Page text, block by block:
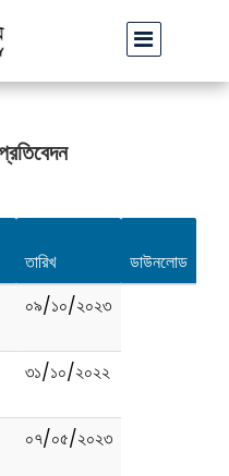
চেষ্টা: সর্বসাধারণকে সতর্ক থাকার
তারিখ
ডাউনলোড
০৯/১০/২০২৩
৩১/১০/২০২২
০৭/০৫/২০২৩